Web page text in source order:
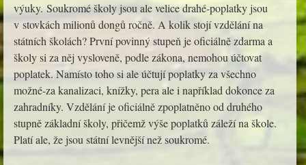
výuky. Soukromé školy jsou ale velice drahé-poplatky jsou
v stovkách milionů dongů ročně. A kolik stojí vzdělání na
státních školách? První povinný stupeň je oficiálně zdarma a
školy si za něj vysloveně, podle zákona, nemohou účtovat
poplatek. Namísto toho si ale účtují poplatky za všechno
možné-za kanalizaci, knížky, pera ale i například dokonce za
zahradníky. Vzdělání je oficiálně zpoplatněno od druhého
stupně základní školy, přičemž výše poplatků záleží na škole.
Platí ale, že jsou státní levnější než soukromé.